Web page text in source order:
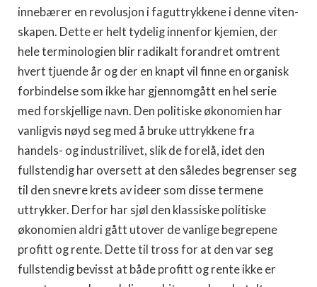
innebærer en revolusjon i faguttrykkene i denne viten­
skapen. Dette er helt tydelig innenfor kjemien, der
hele termino­logien blir radikalt forandret omtrent
hvert tjuende år og der en knapt vil finne en organisk
forbindelse som ikke har gjennomgått en hel serie
med forskjellige navn. Den politiske økonomien har
vanligvis nøyd seg med å bruke uttrykkene fra
handels- og industrilivet, slik de forelå, idet den
fullstendig har oversett at den således begrenser seg
til den snevre krets av ideer som disse terme­ne
uttrykker. Derfor har sjøl den klassiske politiske
økonomien aldri gått utover de vanlige begrepene
profitt og rente. Dette til tross for at den var seg
fullstendig bevisst at både profitt og rente ikke er